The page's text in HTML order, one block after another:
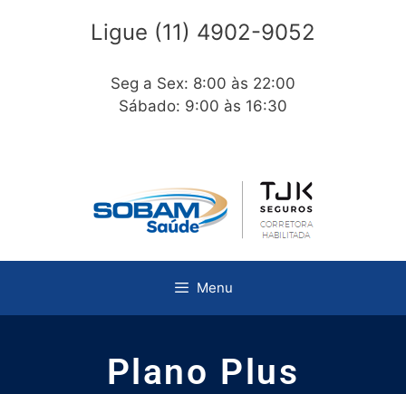
Ligue (11) 4902-9052
Seg a Sex: 8:00 às 22:00
Sábado: 9:00 às 16:30
Menu
Plano Plus